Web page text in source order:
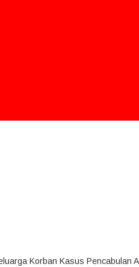
Korban Kasus Pencabulan